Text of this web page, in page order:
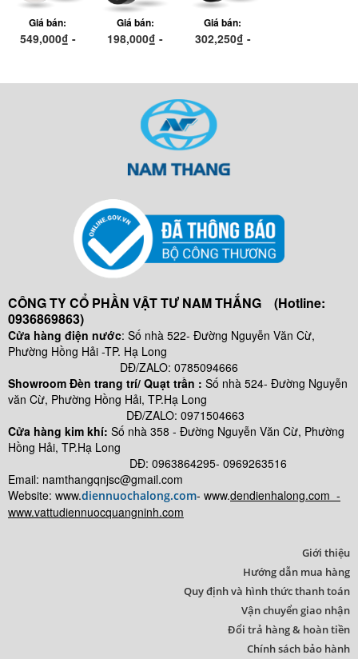
Giá bán:
549,000₫ -
Giá bán:
198,000₫ -
Giá bán:
302,250₫ -
CÔNG TY CỔ PHẦN VẬT TƯ NAM THẮNG (Hotline:
0936869863)
Cửa hàng điện nước: Số nhà 522- Đường Nguyễn Văn Cừ,
Phường Hồng Hải -TP. Hạ Long
DĐ/ZALO: 0785094666
Showroom Đèn trang trí/ Quạt trần : Số nhà 524- Đường Nguyễn
văn Cừ, Phường Hồng Hải, TP.Hạ Long
DĐ/ZALO: 0971504663
Cửa hàng kim khí: Số nhà 358 - Đường Nguyễn Văn Cừ, Phường
Hồng Hải, TP.Hạ Long
DĐ: 0963864295- 0969263516
Email: namthangqnjsc@gmail.com
Website: www.diennuochalong.com- www.dendienhalong.com -
www.vattudiennuocquangninh.com
Giới thiệu
Hướng dẫn mua hàng
Quy định và hình thức thanh toán
Vận chuyển giao nhận
Đổi trả hàng & hoàn tiền
Chính sách bảo hành